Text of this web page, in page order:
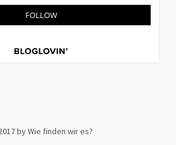
by Wie finden wir es?